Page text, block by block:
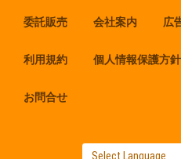
委託販売 会社案内 広
利用規約 個人情報保護方針
お問合せ